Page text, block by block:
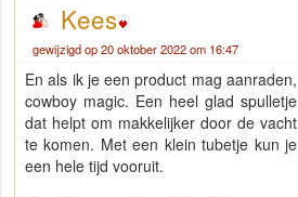
Kees
gewijzigd op 20 oktober 2022 om 16:47
En als ik je een product mag aanraden,
cowboy magic. Een heel glad spulletje
dat helpt om makkelijker door de vacht
te komen. Met een klein tubetje kun je
een hele tijd vooruit.